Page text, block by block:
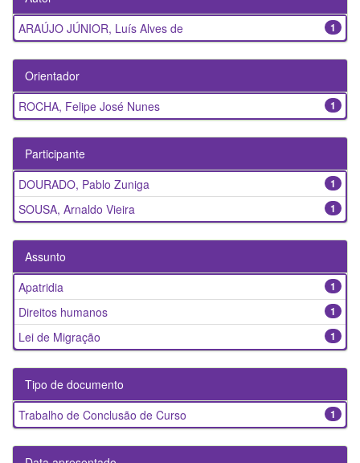
1
ARAÚJO JÚNIOR, Luís Alves de
Orientador
1
ROCHA, Felipe José Nunes
Participante
1
DOURADO, Pablo Zuniga
1
SOUSA, Arnaldo Vieira
Assunto
1
Apatridia
1
Direitos humanos
1
Lei de Migração
Tipo de documento
1
Trabalho de Conclusão de Curso